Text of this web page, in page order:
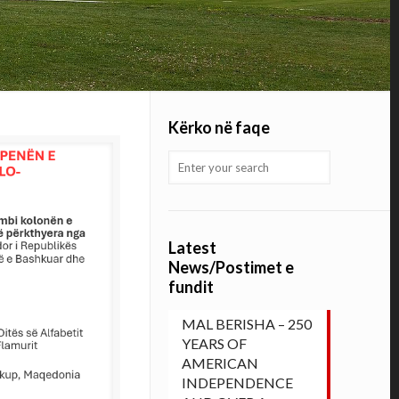
Kërko në faqe
Latest
News/Postimet e
fundit
MAL BERISHA – 250
YEARS OF
AMERICAN
INDEPENDENCE